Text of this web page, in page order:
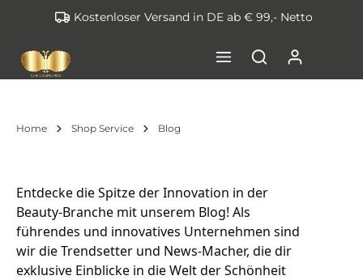
springenKostenloser Versand in DE ab € 99,- Netto
Home Shop Service Blog
Entdecke die Spitze der Innovation in der
Beauty-Branche mit unserem Blog! Als
führendes und innovatives Unternehmen sind
wir die Trendsetter und News-Macher, die dir
exklusive Einblicke in die Welt der Schönheit